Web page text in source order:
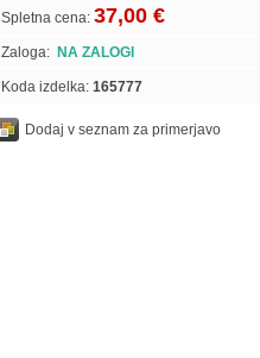
Spletna cena: 37,00 €
Zaloga: NA ZALOGI
Koda izdelka: 165777
Dodaj v seznam za primerjavo